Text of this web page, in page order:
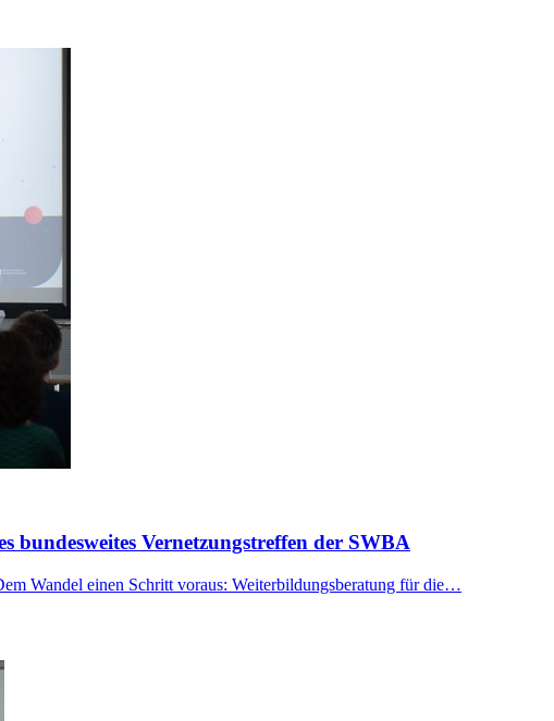
bundesweites Vernetzungstreffen der SWBA
Wandel einen Schritt voraus: Weiterbildungsberatung für die…